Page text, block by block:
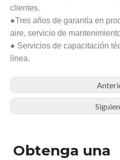
clientes.
●Tres años de garantía en
aire, servicio de
● Servicios de capacitación
línea.
Obtenga una